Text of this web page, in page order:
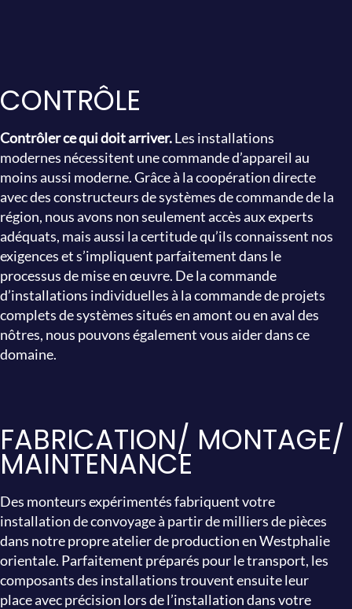
CONTRÔLE
Contrôler ce qui doit arriver.Les installations
modernes nécessitent une commande d’appareil au
moins aussi moderne. Grâce à la coopération directe
avec des constructeurs de systèmes de commande de la
région, nous avons non seulement accès aux experts
adéquats, mais aussi la certitude qu’ils connaissent nos
exigences et s’impliquent parfaitement dans le
processus de mise en œuvre. De la commande
d’installations individuelles à la commande de projets
complets de systèmes situés en amont ou en aval des
nôtres, nous pouvons également vous aider dans ce
domaine.
FABRICATION/ MONTAGE/
MAINTENANCE
Des monteurs expérimentés fabriquent votre
installation de convoyage à partir de milliers de pièces
dans notre propre atelier de production en Westphalie
orientale. Parfaitement préparés pour le transport, les
composants des installations trouvent ensuite leur
place avec précision lors de l’installation dans votre